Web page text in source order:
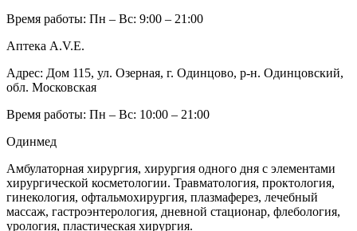
Время работы: Пн – Вс: 9:00 – 21:00
Аптека A.V.E.
Адрес: Дом 115, ул. Озерная, г. Одинцово, р-н. Одинцовский,
обл. Московская
Время работы: Пн – Вс: 10:00 – 21:00
Одинмед
Амбулаторная хирургия, хирургия одного дня с элементами
хирургической косметологии. Травматология, проктология,
гинекология, офтальмохирургия, плазмаферез, лечебный
массаж, гастроэнтерология, дневной стационар, флебология,
урология, пластическая хирургия.